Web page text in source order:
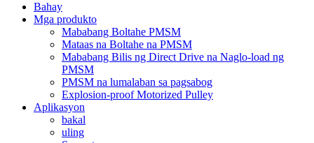
Bahay
Mga produkto
Mababang Boltahe PMSM
Mataas na Boltahe na PMSM
Mababang Bilis ng Direct Drive na Naglo-load ng
PMSM
PMSM na lumalaban sa pagsabog
Explosion-proof Motorized Pulley
Aplikasyon
bakal
uling